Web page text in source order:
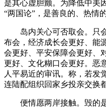
是其心虚胆颤。为降低中美
“两国论”，是善良的、热情
岛内关心可否取会。只会
布会，经济成长会更好、能
会更好、平安保障会更好、
更好、文化糊口会更好。恶
人平易近的审讯。称，若发
连陆配组织回家乡投亲交换
便情愿两岸接触。毁的是